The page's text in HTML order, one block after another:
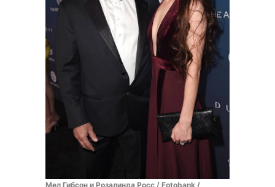
Мел Гибсон и Розалинда Росс / Fotobank /